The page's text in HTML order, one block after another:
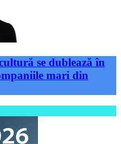
se dublează în
mari din